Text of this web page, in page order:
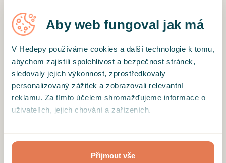
Aby web fungoval jak má
V Hedepy používáme cookies a další technologie k tomu,
abychom zajistili spolehlivost a bezpečnost stránek,
sledovaly jejich výkonnost, zprostředkovaly
personalizovaný zážitek a zobrazovali relevantní
reklamu. Za tímto účelem shromažďujeme informace o
uživatelích, jejich chování a zařízeních.
souhlasíte s tím, že tyto informace budeme sdílet se
třetími stranami, např. s partnery zajišťujícími analytiku
Přijmout vše
dětských domovech, kde jsem jim pomáhala s
poruchami učení a chování, problémy ve
Sedm let jsem působila jako psychoterapeutka
pro osoby se závislostmi (alkohol, drogy,
gambling, technologie aj.) často spojenými s
psychickými potížemi či psychiatrickými
diagnózami. Pracovala jsem i s jejich rodinami,
které potřebují stejnou podporu. Ve své praxi
komunikaci a doprovázím je v těžkých životních
situacích, krizích a změnách.